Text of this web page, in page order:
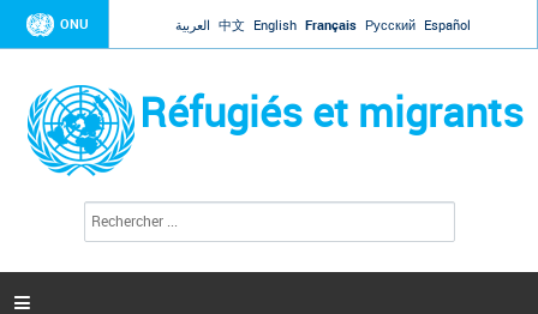
Jump to navigation
ONU العربية 中文 English Français Русский Español
Réfugiés et migrants
c
